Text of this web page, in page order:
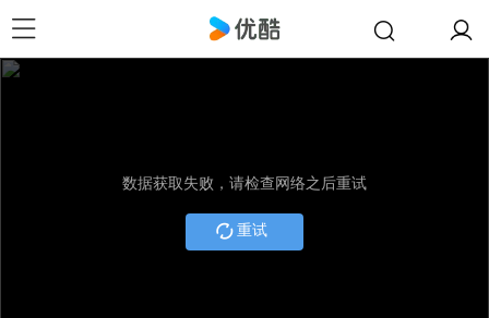
数据获取失败，请检查网络之后重试
重试